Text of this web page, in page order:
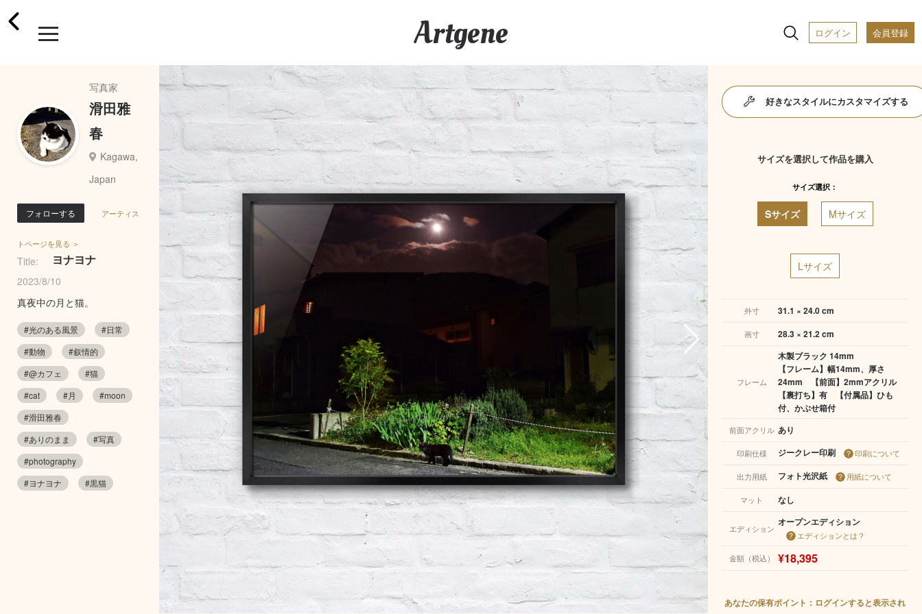
Artgene ログイン 会員登録
写真家
滑田雅
春
Kagawa,
Japan
フォローする アーティス
トページを見る ＞
Title: ヨナヨナ
2023/8/10
真夜中の月と猫。
#光のある風景
#日常
#動物
#叙情的
#@カフェ
#猫
#cat
#月
#moon
#滑田雅春
#ありのまま
#写真
#photography
#ヨナヨナ
#黒猫
好きなスタイルにカスタマイズする
サイズを選択して作品を購入
サイズ選択：
Sサイズ Mサイズ
Lサイズ
外寸 31.1 × 24.0 cm
画寸 28.3 × 21.2 cm
フレーム
木製ブラック 14mm
【フレーム】幅14mm、厚さ
24mm 【前面】2mmアクリル
【裏打ち】有 【付属品】ひも
付、かぶせ箱付
前面アクリル あり
印刷仕様 ジークレー印刷 印刷について
出力用紙 フォト光沢紙 用紙について
マット なし
エディション
オープンエディション
エディションとは？
金額（税込） ¥18,395
あなたの保有ポイント：ログインすると表示され